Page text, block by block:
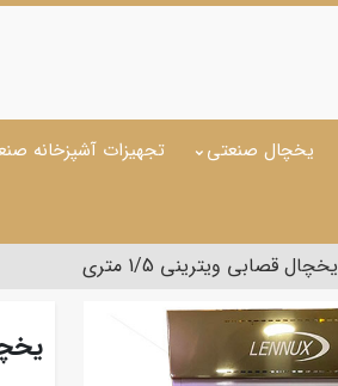
یخچال صنعتی تجهیزات آشپزخانه
یخچال قصابی ویترینی 1/5 متری